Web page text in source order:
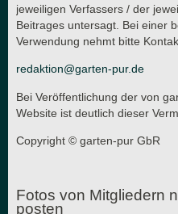
jeweiligen Verfassers / der
Beitrages untersagt. Bei einer
Verwendung nehmt bitte
redaktion@garten-pur.de
Bei Veröffentlichung der von
Website ist deutlich dieser
Copyright © garten-pur GbR
Fotos von Mitgliedern
posten